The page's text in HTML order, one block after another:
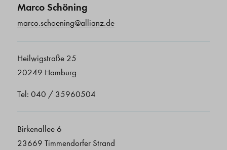
Marco Schöning
marco.schoening@allianz.de
Heilwigstraße 25
20249 Hamburg
Tel: 040 / 35960504
Birkenallee 6
23669 Timmendorfer Strand